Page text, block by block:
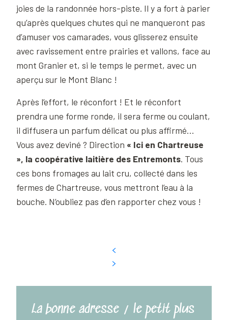
joies de la randonnée hors-piste. Il y a fort à parier
qu’après quelques chutes qui ne manqueront pas
d’amuser vos camarades, vous glisserez ensuite
avec ravissement entre prairies et vallons, face au
mont Granier et, si le temps le permet, avec un
aperçu sur le Mont Blanc !
Après l’effort, le réconfort ! Et le réconfort
prendra une forme ronde, il sera ferme ou coulant,
il diffusera un parfum délicat ou plus affirmé…
Vous avez deviné ? Direction « Ici en Chartreuse
», la coopérative laitière des Entremonts. Tous
ces bons fromages au lait cru, collecté dans les
fermes de Chartreuse, vous mettront l’eau à la
bouche. N’oubliez pas d’en rapporter chez vous !
La bonne adresse / le petit plus